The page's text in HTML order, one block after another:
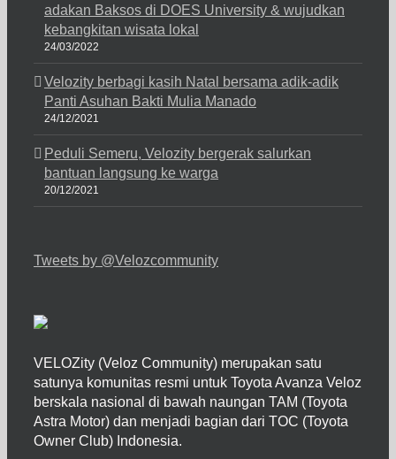
adakan Baksos di DOES University & wujudkan
kebangkitan wisata lokal
24/03/2022
Velozity berbagi kasih Natal bersama adik-adik
Panti Asuhan Bakti Mulia Manado
24/12/2021
Peduli Semeru, Velozity bergerak salurkan
bantuan langsung ke warga
20/12/2021
Tweets by @Velozcommunity
VELOZity (Veloz Community) merupakan satu
satunya komunitas resmi untuk Toyota Avanza Veloz
berskala nasional di bawah naungan TAM (Toyota
Astra Motor) dan menjadi bagian dari TOC (Toyota
Owner Club) Indonesia.